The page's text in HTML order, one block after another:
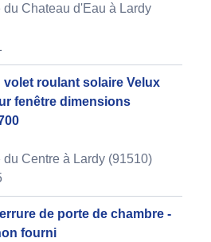
Chateau d'Eau à Lardy
volet roulant solaire Velux
fenêtre dimensions
Centre à Lardy (91510)
de porte de chambre -
fourni